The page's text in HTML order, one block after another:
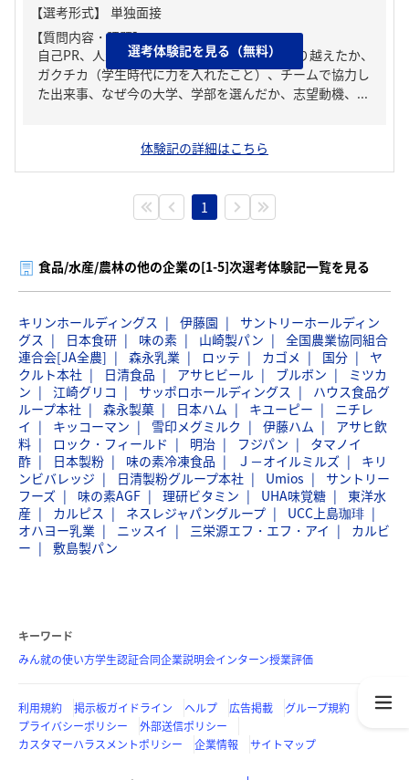
【質問内容・課題】
自己PR、人生の中で大きな挫折経験。どう乗り越えたか、
ガクチカ（学生時代に力を入れたこと）、チームで協力し
た出来事、なぜ今の大学、学部を選んだか、志望動機、...
選考体験記を見る（無料）
体験記の詳細はこちら
1
食品/水産/農林の他の企業の[1-5]次選考体験記一覧を見る
キリンホールディングス 伊藤園
サントリーホールディン
グス
日本食研 味の素 山崎製パン
全国農業協同組合
連合会[JA全農]
森永乳業 ロッテ カゴメ 国分
ヤ
クルト本社
日清食品 アサヒビール ブルボン
ミツカ
ン
江崎グリコ サッポロホールディングス
ハウス食品グ
ループ本社
森永製菓 日本ハム キユーピー
ニチレ
イ
キッコーマン 雪印メグミルク 伊藤ハム
アサヒ飲
料
ロック・フィールド 明治 フジパン
タマノイ
酢
日本製粉 味の素冷凍食品 Ｊ－オイルミルズ
キリ
ンビバレッジ
日清製粉グループ本社 Umios
サントリー
フーズ
味の素AGF 理研ビタミン UHA味覚糖
東洋水
産
カルピス ネスレジャパングループ
UCC上島珈琲
オハヨー乳業
ニッスイ 三栄源エフ・エフ・アイ
カルビ
ー
敷島製パン
キーワード
みん就の使い方学生認証合同企業説明会インターン授業評価
利用規約 掲示板ガイドライン ヘルプ 広告掲載
グループ規約
プライバシーポリシー
外部送信ポリシー
カスタマーハラスメントポリシー
企業情報 サイトマップ